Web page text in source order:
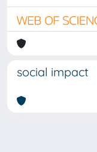
social impact